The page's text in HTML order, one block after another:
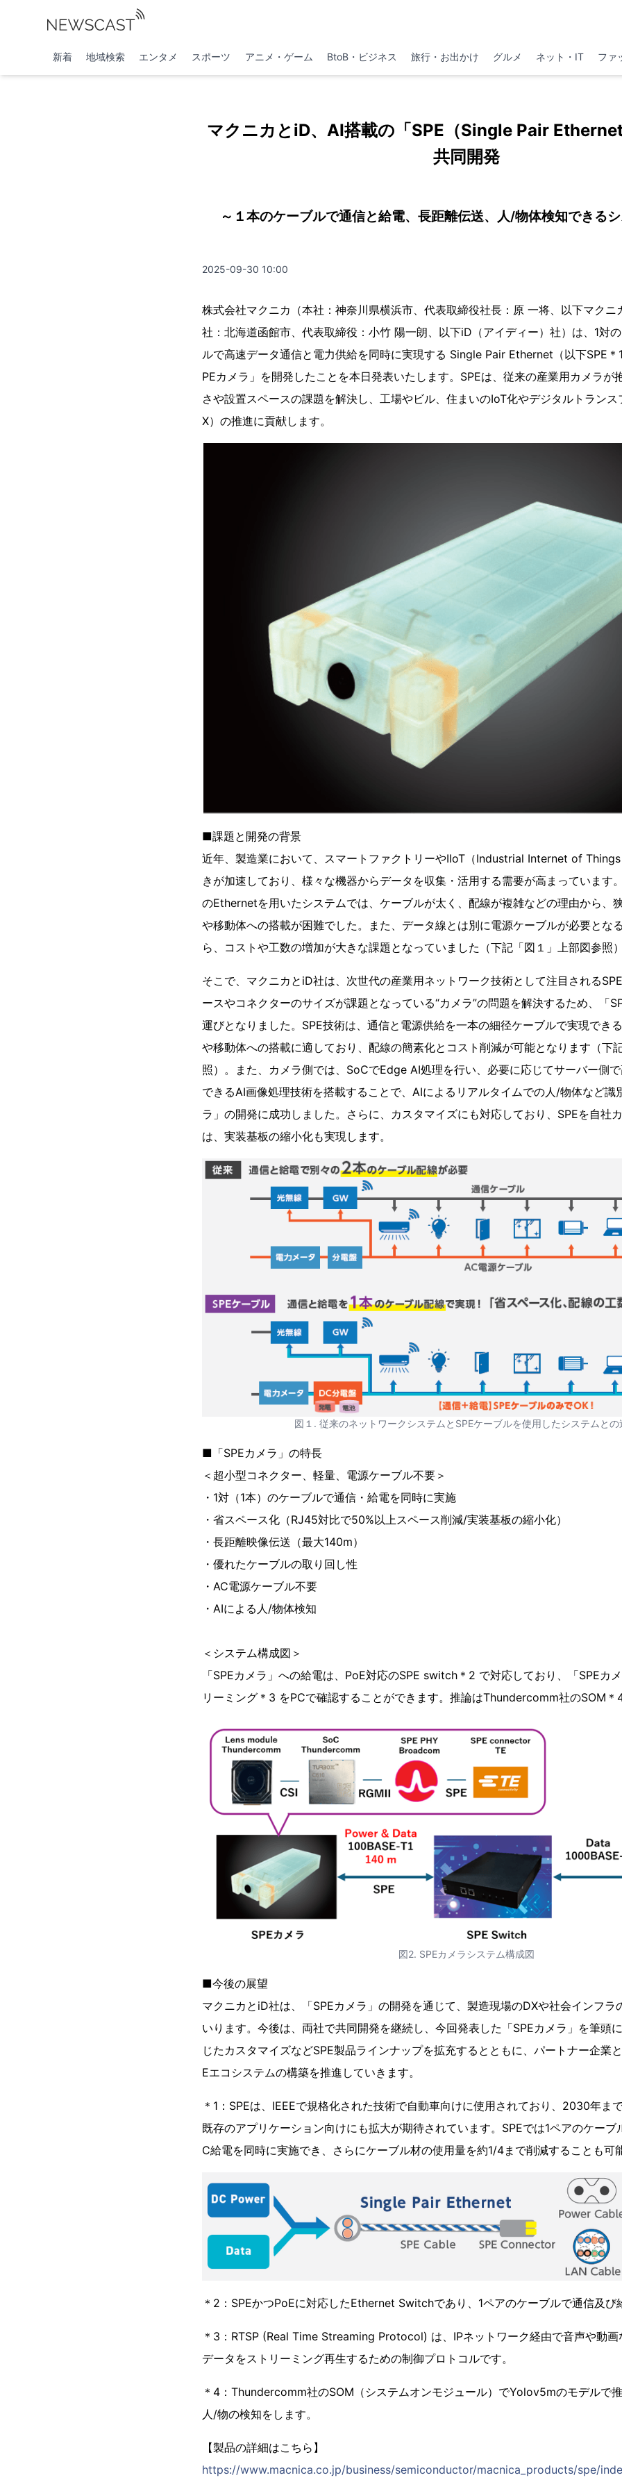
新着 地域検索 エンタメ スポーツ アニメ・ゲーム BtoB・ビジネス 旅行・お出かけ グルメ ネット・IT ファ
マクニカとiD、AI搭載の「SPE（Single Pair
共同開発
～１本のケーブルで通信と給電、長距離伝送、人/物体検知できる
2025-09-30 10:00
株式会社マクニカ（本社：神奈川県横浜市、代表取締役社長：原 一将、以下マクニ
社：北海道函館市、代表取締役：小竹 陽一朗、以下iD（アイディー）社）は、1対
ルで高速データ通信と電力供給を同時に実現する Single Pair Ethernet（以下SPE＊
PEカメラ」を開発したことを本日発表いたします。SPEは、従来の産業用カメラが
さや設置スペースの課題を解決し、工場やビル、住まいのIoT化やデジタルトラン
X）の推進に貢献します。
■課題と開発の背景
近年、製造業において、スマートファクトリーやIIoT（Industrial Internet of
きが加速しており、様々な機器からデータを収集・活用する需要が高まっています
のEthernetを用いたシステムでは、ケーブルが太く、配線が複雑などの理由から、
や移動体への搭載が困難でした。また、データ線とは別に電源ケーブルが必要とな
ら、コストや工数の増加が大きな課題となっていました（下記「図１」上部図参照
そこで、マクニカとiD社は、次世代の産業用ネットワーク技術として注目される
ースやコネクターのサイズが課題となっている“カメラ”の問題を解決するため、「
運びとなりました。SPE技術は、通信と電源供給を一本の細径ケーブルで実現でき
や移動体への搭載に適しており、配線の簡素化とコスト削減が可能となります（下
照）。また、カメラ側では、SoCでEdge AI処理を行い、必要に応じてサーバー側
できるAI画像処理技術を搭載することで、AIによるリアルタイムでの人/物体など識
ラ」の開発に成功しました。さらに、カスタマイズにも対応しており、SPEを自社
は、実装基板の縮小化も実現します。
図１. 従来のネットワークシステムとSPEケーブルを使用したシステムとの
■「SPEカメラ」の特長
＜超小型コネクター、軽量、電源ケーブル不要＞
・1対（1本）のケーブルで通信・給電を同時に実施
・省スペース化（RJ45対比で50%以上スペース削減/実装基板の縮小化）
・長距離映像伝送（最大140m）
・優れたケーブルの取り回し性
・AC電源ケーブル不要
・AIによる人/物体検知
＜システム構成図＞
「SPEカメラ」への給電は、PoE対応のSPE switch＊2 で対応しており、「SPEカ
リーミング＊3 をPCで確認することができます。推論はThundercomm社のSOM
図2. SPEカメラシステム構成図
■今後の展望
マクニカとiD社は、「SPEカメラ」の開発を通じて、製造現場のDXや社会インフラ
いります。今後は、両社で共同開発を継続し、今回発表した「SPEカメラ」を筆頭
じたカスタマイズなどSPE製品ラインナップを拡充するとともに、パートナー企業
Eエコシステムの構築を推進していきます。
＊1：SPEは、IEEEで規格化された技術で自動車向けに使用されており、2030年ま
既存のアプリケーション向けにも拡大が期待されています。SPEでは1ペアのケー
C給電を同時に実施でき、さらにケーブル材の使用量を約1/4まで削減することも可
＊2：SPEかつPoEに対応したEthernet Switchであり、1ペアのケーブルで通信及び
＊3：RTSP (Real Time Streaming Protocol) は、IPネットワーク経由で音声や動
データをストリーミング再生するための制御プロトコルです。
＊4：Thundercomm社のSOM（システムオンモジュール）でYolov5mのモデルで
人/物の検知をします。
【製品の詳細はこちら】
https://www.macnica.co.jp/business/semiconductor/macnica_products/spe/